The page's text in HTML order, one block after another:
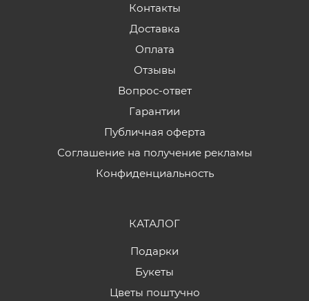
Контакты
Доставка
Оплата
Отзывы
Вопрос-ответ
Гарантии
Публичная оферта
Соглашение на получение рекламы
Конфиденциальность
КАТАЛОГ
Подарки
Букеты
Цветы поштучно